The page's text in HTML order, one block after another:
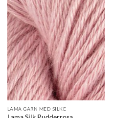
LAMA GARN MED SILKE